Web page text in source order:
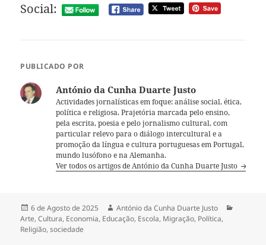
Social:
PUBLICADO POR
António da Cunha Duarte Justo
Actividades jornalísticas em foque: análise social, ética,
política e religiosa. Prajetória marcada pelo ensino,
pela escrita, poesia e pelo jornalismo cultural, com
particular relevo para o diálogo intercultural e a
promoção da língua e cultura portuguesas em Portugal,
mundo lusófono e na Alemanha.
Ver todos os artigos de António da Cunha Duarte Justo
Publicado
a
6 de Agosto de 2025 Autor
António da Cunha Duarte Justo
Arte,Cultura, Economia, Educação, Escola, Migração, Política,
Religião,sociedade